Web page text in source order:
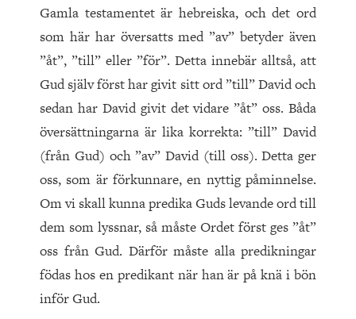
Gamla testamentet är hebreiska, och det ord
som här har översatts med ”av” betyder även
”åt”, ”till” eller ”för”. Detta innebär alltså, att
Gud själv först har givit sitt ord ”till” David och
sedan har David givit det vidare ”åt” oss. Båda
översättningarna är lika korrekta: ”till” David
(från Gud) och ”av” David (till oss). Detta ger
oss, som är förkunnare, en nyttig påminnelse.
Om vi skall kunna predika Guds levande ord till
dem som lyssnar, så måste Ordet först ges ”åt”
oss från Gud. Därför måste alla predikningar
födas hos en predikant när han är på knä i bön
inför Gud.